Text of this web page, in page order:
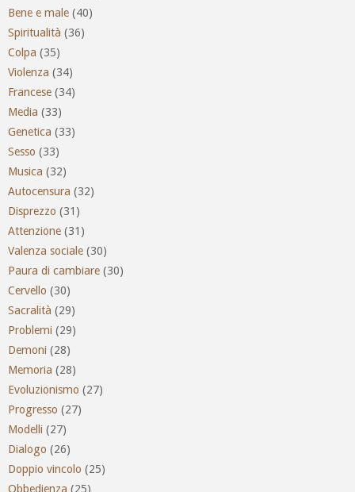
Bene e male (40)
Spiritualità (36)
Colpa (35)
Violenza (34)
Francese (34)
Media (33)
Genetica (33)
Sesso (33)
Musica (32)
Autocensura (32)
Disprezzo (31)
Attenzione (31)
Valenza sociale (30)
Paura di cambiare (30)
Cervello (30)
Sacralità (29)
Problemi (29)
Demoni (28)
Memoria (28)
Evoluzionismo (27)
Progresso (27)
Modelli (27)
Dialogo (26)
Doppio vincolo (25)
Obbedienza (25)